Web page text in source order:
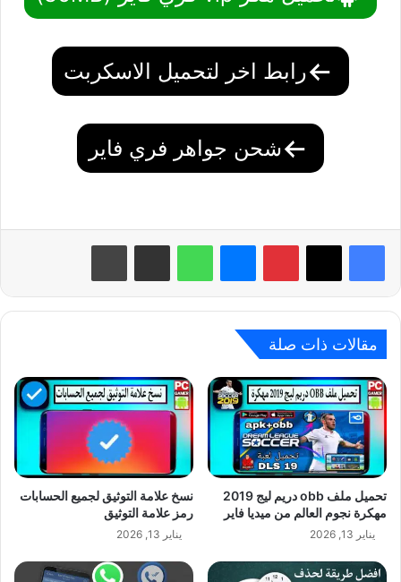
رابط اخر لتحميل الاسكربت
شحن جواهر فري فاير
بينتيريست واتساب
مقالات ذات صلة
تحميل ملف obb دريم ليج 2019
مهكرة نجوم العالم من ميديا فاير
يناير 13, 2026
نسخ علامة التوثيق لجميع الحسابات
رمز علامة التوثيق
يناير 13, 2026